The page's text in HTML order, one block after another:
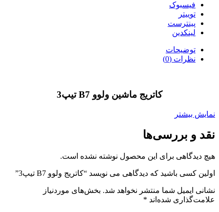
فیسبوک
توییتر
پینترست
لینکدین
توضیحات
نظرات (0)
کاتریج ماشین ولوو B7 تیپ3
نمایش بیشتر
نقد و بررسی‌ها
هیچ دیدگاهی برای این محصول نوشته نشده است.
اولین کسی باشید که دیدگاهی می نویسد “کاتریج ولوو B7 تیپ3”
نشانی ایمیل شما منتشر نخواهد شد. بخش‌های موردنیاز
علامت‌گذاری شده‌اند *